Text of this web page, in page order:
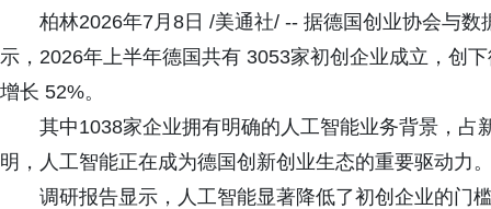
柏林2026年7月8日 /美通社/ -- 据德国创业协会与
示，2026年上半年德国共有 3053家初创企业成立，创
增长 52%。
其中1038家企业拥有明确的人工智能业务背景，
明，人工智能正在成为德国创新创业生态的重要驱动力
调研报告显示，人工智能显著降低了初创企业的门